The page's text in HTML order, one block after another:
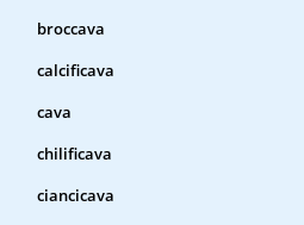
broccava
calcificava
cava
chilificava
ciancicava